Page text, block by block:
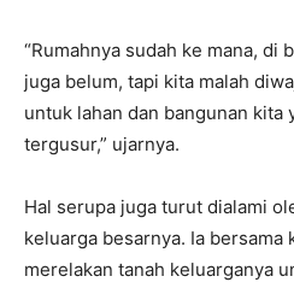
“Rumahnya sudah ke mana, di
juga belum, tapi kita malah
untuk lahan dan bangunan kita
tergusur,” ujarnya.
Hal serupa juga turut dialami
keluarga besarnya. Ia bersama
merelakan tanah keluarganya